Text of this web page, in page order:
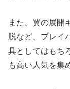
また、翼の展開
脱など、プレイ
具としてはもち
も高い人気を集